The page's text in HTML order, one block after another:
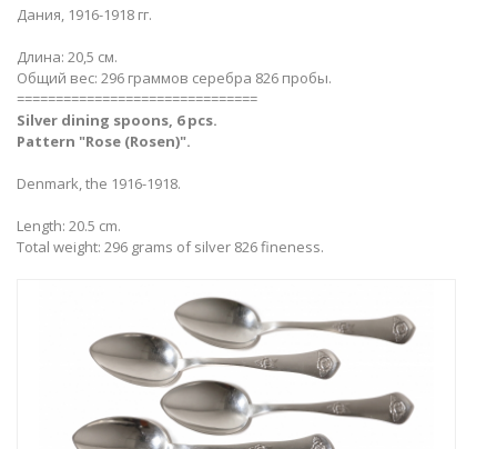
Дания, 1916-1918 гг.
Длина: 20,5 см.
Общий вес: 296 граммов серебра 826 пробы.
===============================
Silver dining spoons, 6 pcs.
Pattern "Rose (Rosen)".
Denmark, the 1916-1918.
Length: 20.5 cm.
Total weight: 296 grams of silver 826 fineness.